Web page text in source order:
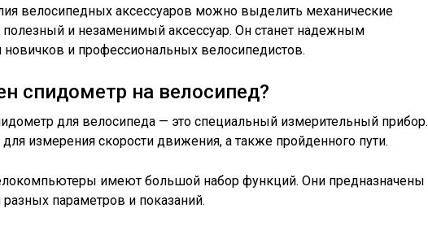
велосипедных аксессуаров можно выделить механические
и незаменимый аксессуар. Он станет надежным
и профессиональных велосипедистов.
спидометр на велосипед?
для велосипеда — это специальный измерительный прибор.
измерения скорости движения, а также пройденного пути.
имеют большой набор функций. Они предназначены
параметров и показаний.